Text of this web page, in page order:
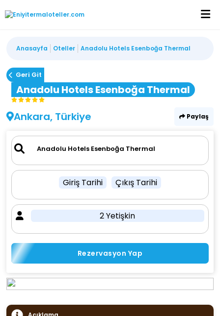
Anasayfa Oteller Anadolu Hotels Esenboğa Thermal
Geri Git
Anadolu Hotels Esenboğa Thermal
Ankara, Türkiye
Paylaş
Giriş Tarihi Çıkış Tarihi
2 Yetişkin
Rezervasyon Yap